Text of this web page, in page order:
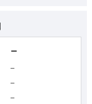
－
－
－
－